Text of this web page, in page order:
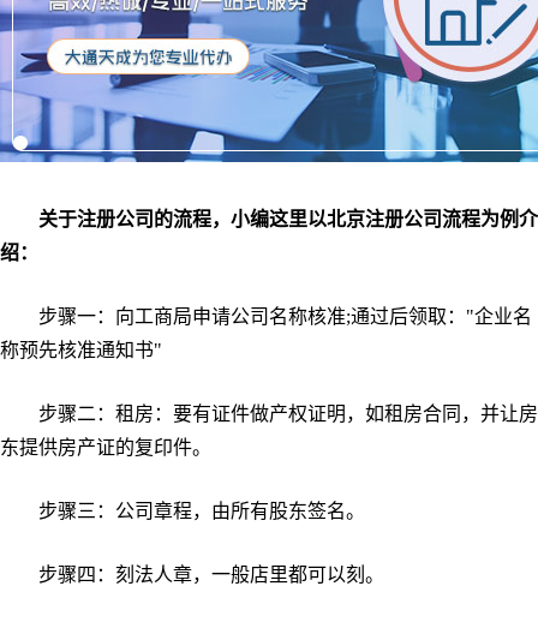
关于注册公司的流程，小编这里以北京注册公司流程为例介
绍：
步骤一：向工商局申请公司名称核准;通过后领取："企业名
称预先核准通知书"
步骤二：租房：要有证件做产权证明，如租房合同，并让房
东提供房产证的复印件。
步骤三：公司章程，由所有股东签名。
步骤四：刻法人章，一般店里都可以刻。